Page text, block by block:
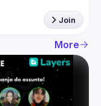
Join
More